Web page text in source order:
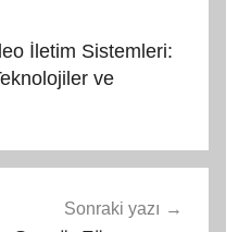
İletim Sistemleri:
ve
Sonraki yazı